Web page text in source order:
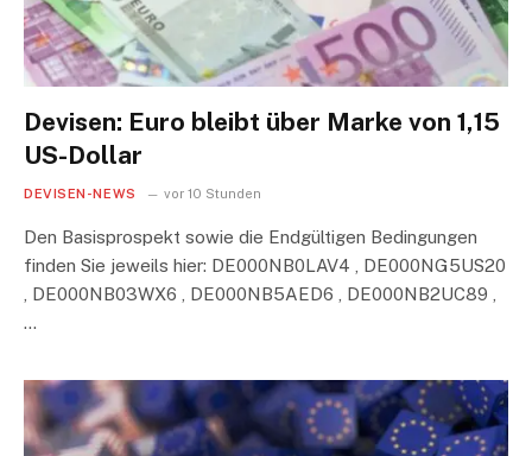
Devisen: Euro bleibt über Marke von 1,15
US-Dollar
DEVISEN-NEWS vor 10 Stunden
Den Basisprospekt sowie die Endgültigen Bedingungen
finden Sie jeweils hier: DE000NB0LAV4 , DE000NG5US20
, DE000NB03WX6 , DE000NB5AED6 , DE000NB2UC89 ,
…